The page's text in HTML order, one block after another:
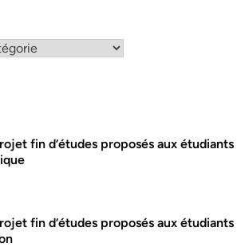
fin d’études proposés aux étudiants
fin d’études proposés aux étudiants